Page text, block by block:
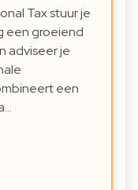
Tax stuur je
een groeiend
adviseer je
een